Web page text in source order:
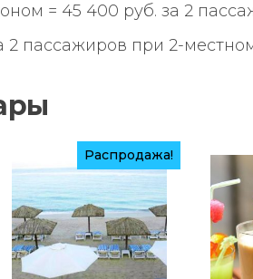
= 45 400 руб. за 2
2 пассажиров при 2-
Распродажа!